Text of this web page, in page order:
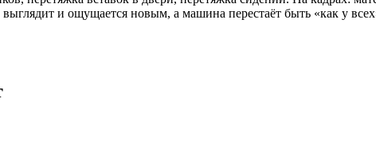
и ощущается новым, а машина перестаёт быть «как у